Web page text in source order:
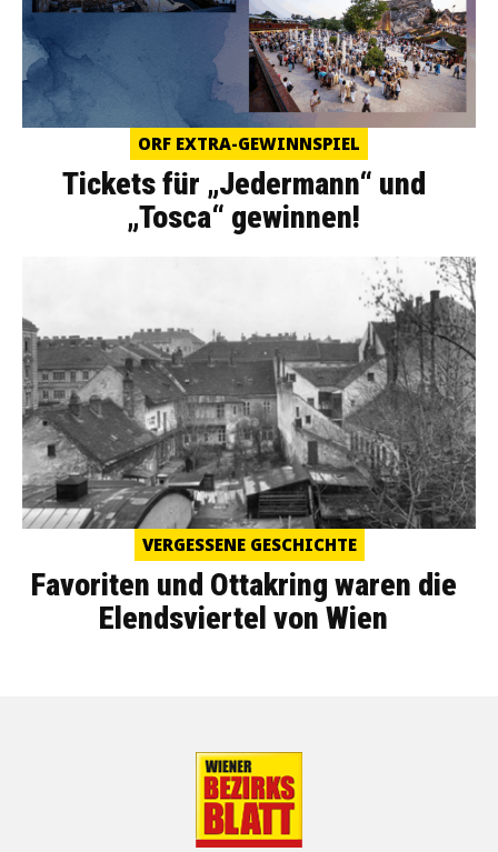
ORF EXTRA-GEWINNSPIEL
Tickets für „Jedermann“ und
„Tosca“ gewinnen!
VERGESSENE GESCHICHTE
Favoriten und Ottakring waren die
Elendsviertel von Wien